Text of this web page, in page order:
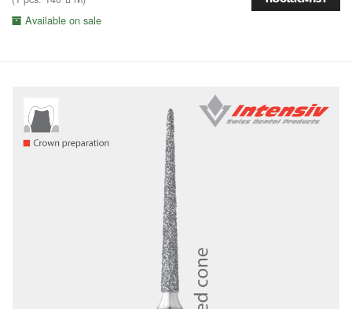
Available on sale